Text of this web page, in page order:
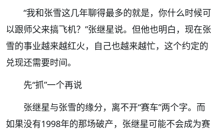
“我和张雪这几年聊得最多的就是，你什么时候可
以跟师父来搞飞机？”张继星说。但他也明白，现在张
雪的事业越来越红火，自己也越来越忙，这个约定的
兑现还需要时间。
先“抓”一个再说
张继星与张雪的缘分，离不开“赛车”两个字。而
如果没有1998年的那场破产，张继星可能不会成为赛